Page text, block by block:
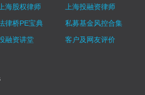
上海股权律师
上海投融资律师
律桥PE宝典
私募基金风控合集
融资讲堂
客户及网友评价